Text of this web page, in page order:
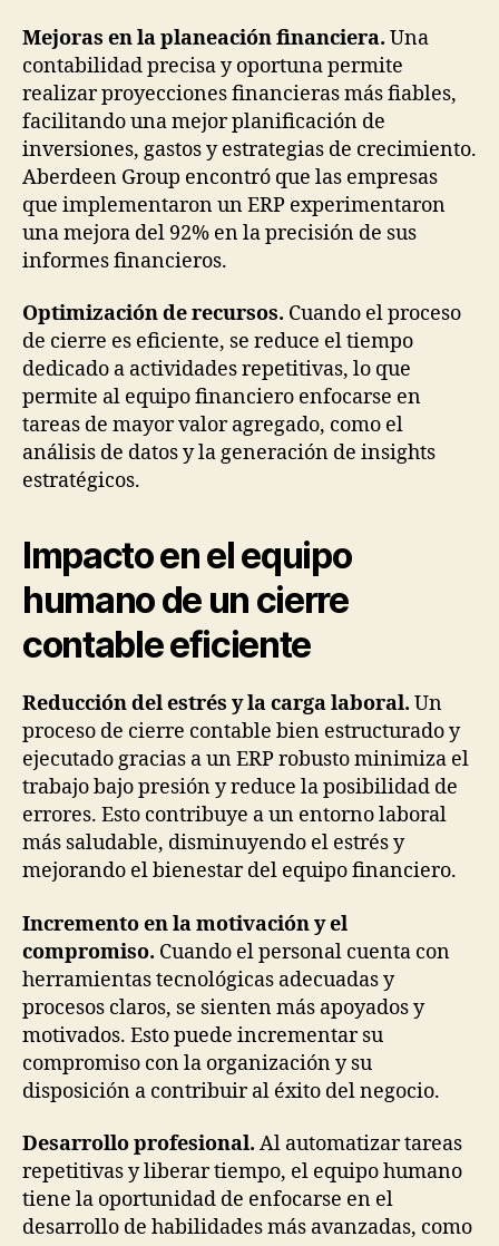
Mejoras en la planeación financiera. Una
contabilidad precisa y oportuna permite
realizar proyecciones financieras más fiables,
facilitando una mejor planificación de
inversiones, gastos y estrategias de crecimiento.
Aberdeen Group encontró que las empresas
que implementaron un ERP experimentaron
una mejora del 92% en la precisión de sus
informes financieros.
Optimización de recursos. Cuando el proceso
de cierre es eficiente, se reduce el tiempo
dedicado a actividades repetitivas, lo que
permite al equipo financiero enfocarse en
tareas de mayor valor agregado, como el
análisis de datos y la generación de insights
estratégicos.
Impacto en el equipo
humano de un cierre
contable eficiente
Reducción del estrés y la carga laboral. Un
proceso de cierre contable bien estructurado y
ejecutado gracias a un ERP robusto minimiza el
trabajo bajo presión y reduce la posibilidad de
errores. Esto contribuye a un entorno laboral
más saludable, disminuyendo el estrés y
mejorando el bienestar del equipo financiero.
Incremento en la motivación y el
compromiso. Cuando el personal cuenta con
herramientas tecnológicas adecuadas y
procesos claros, se sienten más apoyados y
motivados. Esto puede incrementar su
compromiso con la organización y su
disposición a contribuir al éxito del negocio.
Desarrollo profesional. Al automatizar tareas
repetitivas y liberar tiempo, el equipo humano
tiene la oportunidad de enfocarse en el
desarrollo de habilidades más avanzadas, como